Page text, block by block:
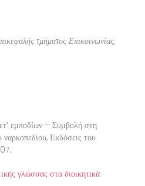
τμήματος Επικοινωνίας,
εμποδίων – Συμβολή στη
Εκδόσεις του
γλώσσας στα διοικητικά